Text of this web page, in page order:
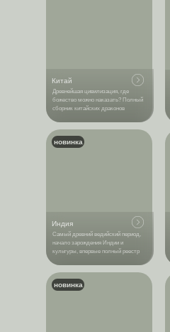
Китай
Древнейшая цивилизация, где
божество можно наказать? Полный
сборник китайских драконов
Индия
Самый древний ведийский период,
начало зарождения Индии и
культуры, впервые полный реестр
новинка
новинка